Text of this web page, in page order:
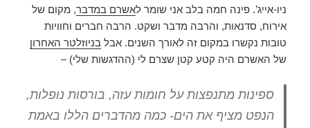
ניו-אייג’. פינה חמה בלב אני שומר לאשרם במדבר, מקום של
אירוח, סדנאות, והרבה מדבר ושקט. הרבה חברים וחוויות
טובות נקשרו במקום זה לאורך השנים. אבל בניוזלטר האחרון
של האשרם היה קטע קטן שצרם לי (ההדגשות שלי) –
ספינות מתנפצות על חומות עזה, בורסות נופלות,
הנפט מציף את הים-כמה מהדברים הללו באמת